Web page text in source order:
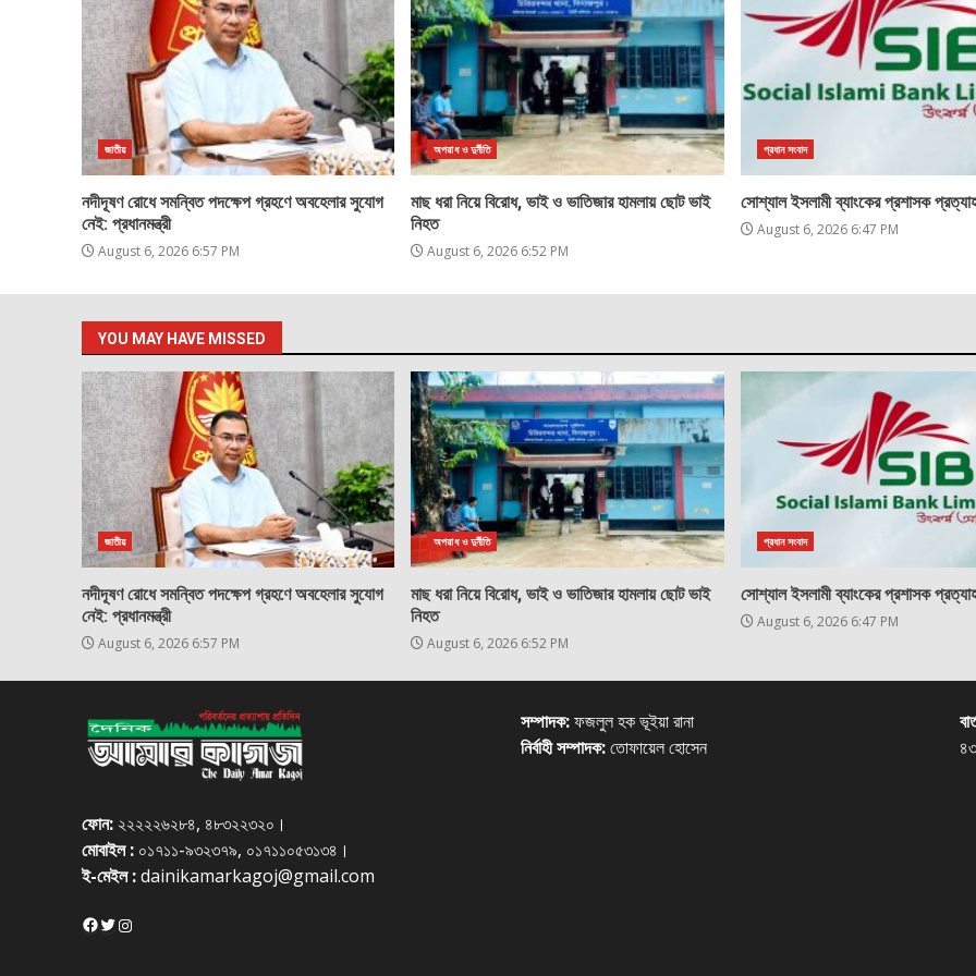
জাতীয়
নদীদূষণ রোধে সমন্বিত পদক্ষেপ গ্রহণে অবহেলার সুযোগ
নেই: প্রধানমন্ত্রী
August 6, 2026 6:57 PM
অপরাধ ও দুর্নীতি
মাছ ধরা নিয়ে বিরোধ, ভাই ও ভাতিজার হামলায় ছোট ভাই
নিহত
August 6, 2026 6:52 PM
প্রধান সংবাদ
সোশ্যাল ইসলামী ব্যাংকের প্রশাসক
August 6, 2026 6:47 PM
YOU MAY HAVE MISSED
জাতীয়
নদীদূষণ রোধে সমন্বিত পদক্ষেপ গ্রহণে অবহেলার সুযোগ
নেই: প্রধানমন্ত্রী
August 6, 2026 6:57 PM
অপরাধ ও দুর্নীতি
মাছ ধরা নিয়ে বিরোধ, ভাই ও ভাতিজার হামলায় ছোট ভাই
নিহত
August 6, 2026 6:52 PM
প্রধান সংবাদ
সোশ্যাল ইসলামী ব্যাংকের প্রশাসক
August 6, 2026 6:47 PM
ফোন: ২২২২২৬২৮৪, ৪৮৩২২৩২০।
মোবাইল : ০১৭১১-৯৩২৩৭৯, ০১৭১১০৫৩১৩৪।
ই-মেইল :dainikamarkagoj@gmail.com
Facebook
Twitter
Instagram
সম্পাদক:ফজলুল হক ভূইয়া রানা
নির্বাহী সম্পাদক:তোফায়েল হোসেন